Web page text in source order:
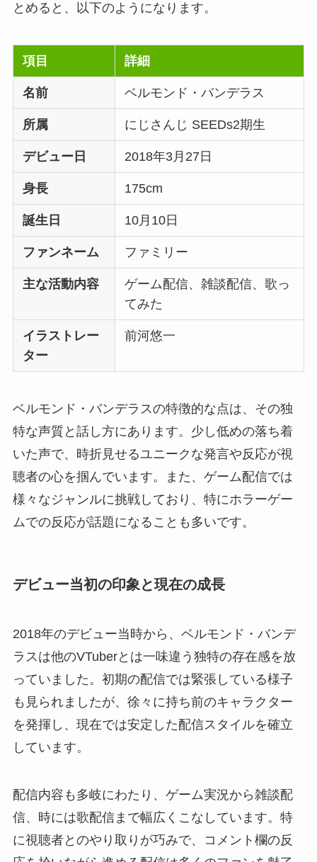
とめると、以下のようになります。
項目 詳細
名前 ベルモンド・バンデラス
所属 にじさんじ SEEDs2期生
デビュー日 2018年3月27日
身長 175cm
誕生日 10月10日
ファンネーム ファミリー
主な活動内容
ゲーム配信、雑談配信、歌っ
てみた
イラストレー
ター
前河悠一
ベルモンド・バンデラスの特徴的な点は、その独
特な声質と話し方にあります。少し低めの落ち着
いた声で、時折見せるユニークな発言や反応が視
聴者の心を掴んでいます。また、ゲーム配信では
様々なジャンルに挑戦しており、特にホラーゲー
ムでの反応が話題になることも多いです。
デビュー当初の印象と現在の成長
2018年のデビュー当時から、ベルモンド・バンデ
ラスは他のVTuberとは一味違う独特の存在感を放
っていました。初期の配信では緊張している様子
も見られましたが、徐々に持ち前のキャラクター
を発揮し、現在では安定した配信スタイルを確立
しています。
配信内容も多岐にわたり、ゲーム実況から雑談配
信、時には歌配信まで幅広くこなしています。特
に視聴者とのやり取りが巧みで、コメント欄の反